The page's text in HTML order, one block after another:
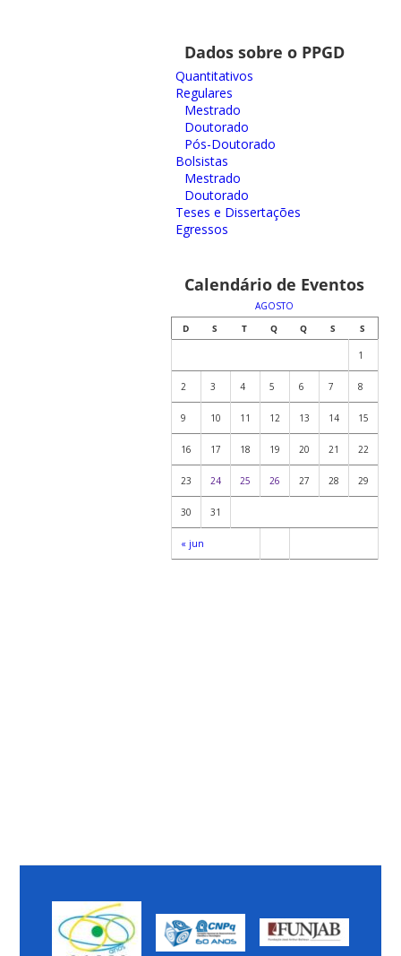
Dados sobre o PPGD
Quantitativos
Regulares
Mestrado
Doutorado
Pós-Doutorado
Bolsistas
Mestrado
Doutorado
Teses e Dissertações
Egressos
Calendário de Eventos
AGOSTO
D
S T Q Q S S
« jun
1
2 3 4 5 6 7 8
9 10 11 12 13 14 15
16 17 18 19 20 21 22
23 24 25 26 27 28 29
30 31